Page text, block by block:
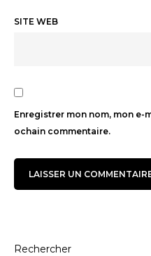
SITE WEB
Enregistrer mon nom, mon
ochain commentaire.
Rechercher